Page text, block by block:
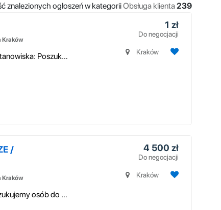
znalezionych ogłoszeń w kategoriiObsługa klienta239
Kraków
OFERTA PRACY – Kasjer/Sprzedawca Opis stanowiska: Poszukujemy osoby ...
1 zł
Do negocjacji
Kraków
/
Kraków
PRACA W DOMU PRZY KOMPUTERZE Poszukujemy osób do prostej pracy zdaln...
4 500 zł
Do negocjacji
Kraków